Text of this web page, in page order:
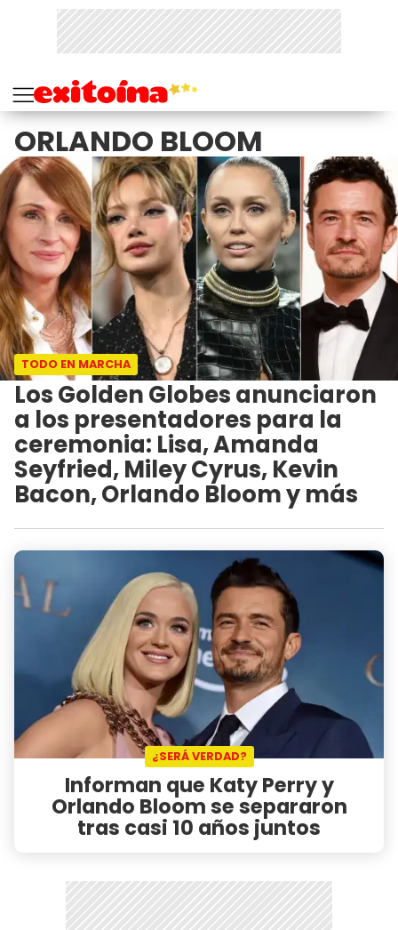
ORLANDO BLOOM
TODO EN MARCHA
Los Golden Globes anunciaron
a los presentadores para la
ceremonia: Lisa, Amanda
Seyfried, Miley Cyrus, Kevin
Bacon, Orlando Bloom y más
¿SERÁ VERDAD?
Informan que Katy Perry y
Orlando Bloom se separaron
tras casi 10 años juntos